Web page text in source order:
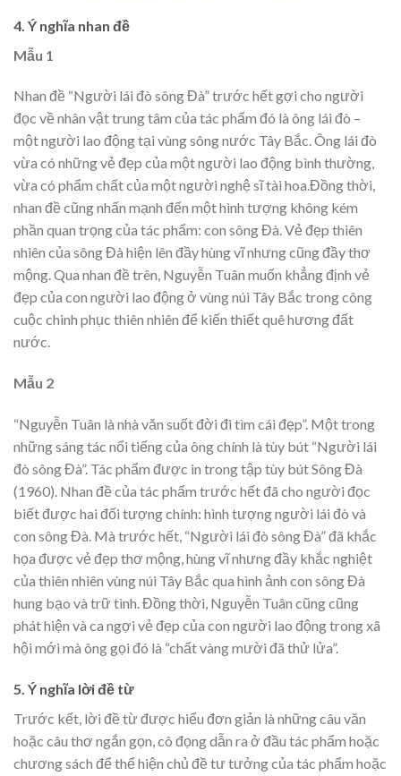
4. Ý nghĩa nhan đề
Mẫu 1
Nhan đề “Người lái đò sông Đà” trước hết gợi cho người
đọc về nhân vật trung tâm của tác phẩm đó là ông lái đò –
một người lao động tại vùng sông nước Tây Bắc. Ông lái đò
vừa có những vẻ đẹp của một người lao động bình thường,
vừa có phẩm chất của một người nghệ sĩ tài hoa.Đồng thời,
nhan đề cũng nhấn mạnh đến một hình tượng không kém
phần quan trọng của tác phẩm: con sông Đà. Vẻ đẹp thiên
nhiên của sông Đà hiện lên đầy hùng vĩ nhưng cũng đầy thơ
mộng. Qua nhan đề trên, Nguyễn Tuân muốn khẳng định vẻ
đẹp của con người lao động ở vùng núi Tây Bắc trong công
cuộc chinh phục thiên nhiên để kiến thiết quê hương đất
nước.
Mẫu 2
“Nguyễn Tuân là nhà văn suốt đời đi tìm cái đẹp”. Một trong
những sáng tác nổi tiếng của ông chính là tùy bút “Người lái
đò sông Đà”. Tác phẩm được in trong tập tùy bút Sông Đà
(1960). Nhan đề của tác phẩm trước hết đã cho người đọc
biết được hai đối tượng chính: hình tượng người lái đò và
con sông Đà. Mà trước hết, “Người lái đò sông Đà” đã khắc
họa được vẻ đẹp thơ mộng, hùng vĩ nhưng đầy khắc nghiệt
của thiên nhiên vùng núi Tây Bắc qua hình ảnh con sông Đà
hung bạo và trữ tình. Đồng thời, Nguyễn Tuân cũng cũng
phát hiện và ca ngợi vẻ đẹp của con người lao động trong xã
hội mới mà ông gọi đó là “chất vàng mười đã thử lửa”.
5. Ý nghĩa lời đề từ
Trước kết, lời đề từ được hiểu đơn giản là những câu văn
hoặc câu thơ ngắn gọn, cô đọng dẫn ra ở đầu tác phẩm hoặc
chương sách để thể hiện chủ đề tư tưởng của tác phẩm hoặc